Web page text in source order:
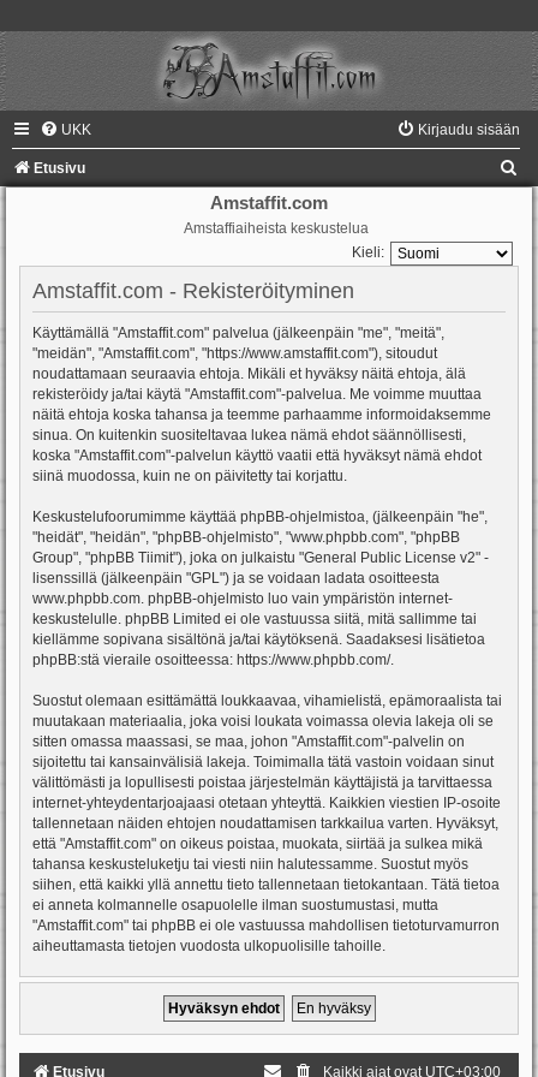
UKK Kirjaudu sisään
Etusivu
Amstaffit.com
Amstaffiaiheista keskustelua
Kieli:
Amstaffit.com - Rekisteröityminen
Käyttämällä "Amstaffit.com" palvelua (jälkeenpäin "me", "meitä",
"meidän", "Amstaffit.com", "https://www.amstaffit.com"), sitoudut
noudattamaan seuraavia ehtoja. Mikäli et hyväksy näitä ehtoja, älä
rekisteröidy ja/tai käytä "Amstaffit.com"-palvelua. Me voimme muuttaa
näitä ehtoja koska tahansa ja teemme parhaamme informoidaksemme
sinua. On kuitenkin suositeltavaa lukea nämä ehdot säännöllisesti,
koska "Amstaffit.com"-palvelun käyttö vaatii että hyväksyt nämä ehdot
siinä muodossa, kuin ne on päivitetty tai korjattu.
Keskustelufoorumimme käyttää phpBB-ohjelmistoa, (jälkeenpäin "he",
"heidät", "heidän", "phpBB-ohjelmisto", "www.phpbb.com", "phpBB
Group", "phpBB Tiimit"), joka on julkaistu "General Public License v2" -
lisenssillä (jälkeenpäin "GPL") ja se voidaan ladata osoitteesta
www.phpbb.com. phpBB-ohjelmisto luo vain ympäristön internet-
keskustelulle. phpBB Limited ei ole vastuussa siitä, mitä sallimme tai
kiellämme sopivana sisältönä ja/tai käytöksenä. Saadaksesi lisätietoa
phpBB:stä vieraile osoitteessa: https://www.phpbb.com/.
Suostut olemaan esittämättä loukkaavaa, vihamielistä, epämoraalista tai
muutakaan materiaalia, joka voisi loukata voimassa olevia lakeja oli se
sitten omassa maassasi, se maa, johon "Amstaffit.com"-palvelin on
sijoitettu tai kansainvälisiä lakeja. Toimimalla tätä vastoin voidaan sinut
välittömästi ja lopullisesti poistaa järjestelmän käyttäjistä ja tarvittaessa
internet-yhteydentarjoajaasi otetaan yhteyttä. Kaikkien viestien IP-osoite
tallennetaan näiden ehtojen noudattamisen tarkkailua varten. Hyväksyt,
että "Amstaffit.com" on oikeus poistaa, muokata, siirtää ja sulkea mikä
tahansa keskusteluketju tai viesti niin halutessamme. Suostut myös
siihen, että kaikki yllä annettu tieto tallennetaan tietokantaan. Tätä tietoa
ei anneta kolmannelle osapuolelle ilman suostumustasi, mutta
"Amstaffit.com" tai phpBB ei ole vastuussa mahdollisen tietoturvamurron
aiheuttamasta tietojen vuodosta ulkopuolisille tahoille.
Etusivu Kaikki ajat ovat UTC+03:00